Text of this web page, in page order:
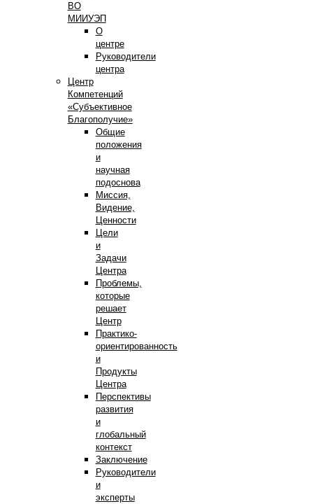
ВО
МИИУЭП
О
центре
Руководители
центра
Центр
Компетенций
«Субъективное
Благополучие»
Общие
положения
и
научная
подоснова
Миссия,
Видение,
Ценности
Цели
и
Задачи
Центра
Проблемы,
которые
решает
Центр
Практико-
ориентированность
и
Продукты
Центра
Перспективы
развития
и
глобальный
контекст
Заключение
Руководители
и
эксперты